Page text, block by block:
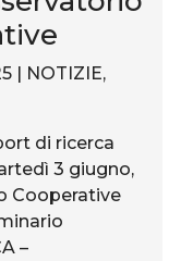
| NOTIZIE,
di ricerca
3 giugno,
Cooperative
–